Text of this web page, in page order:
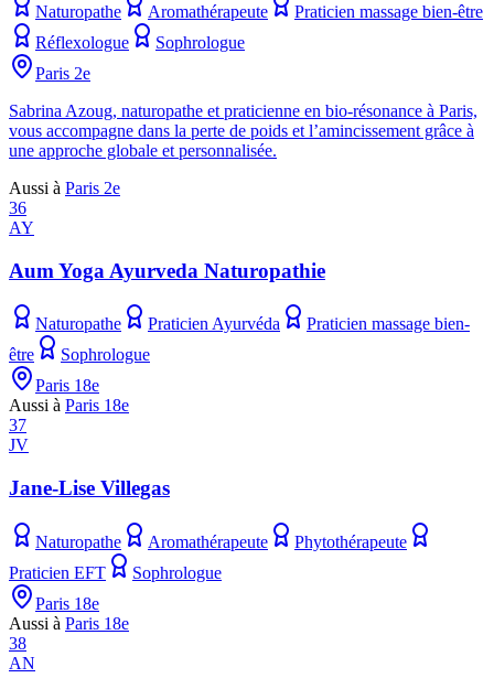
Naturopathe Aromathérapeute
Praticien massage bien-être
Réflexologue
Sophrologue
Paris 2e
Sabrina Azoug, naturopathe et praticienne en bio-résonance à Paris,
vous accompagne dans la perte de poids et l’amincissement grâce à
une approche globale et personnalisée.
Aussi à Paris 2e
36
AY
Aum Yoga Ayurveda Naturopathie
Naturopathe Praticien Ayurvéda
Praticien massage bien-
être
Sophrologue
Paris 18e
Aussi à Paris 18e
37
JV
Jane-Lise Villegas
Naturopathe Aromathérapeute
Phytothérapeute
Praticien EFT
Sophrologue
Paris 18e
Aussi à Paris 18e
38
AN